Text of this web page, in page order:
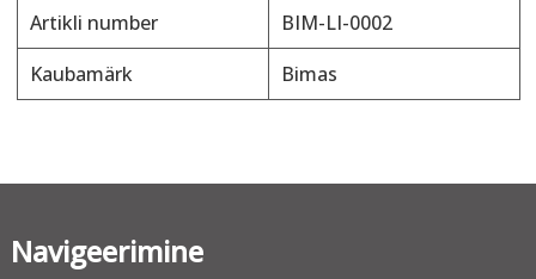
Artikli number
BIM-LI-0002
Kaubamärk
Bimas
Navigeerimine